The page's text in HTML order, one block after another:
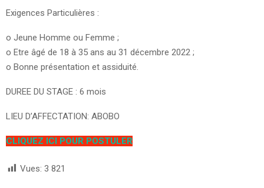
Exigences Particulières :
o Jeune Homme ou Femme ;
o Etre âgé de 18 à 35 ans au 31 décembre 2022 ;
o Bonne présentation et assiduité.
DUREE DU STAGE : 6 mois
LIEU D’AFFECTATION: ABOBO
CLIQUEZ ICI POUR POSTULER
Vues: 3 821